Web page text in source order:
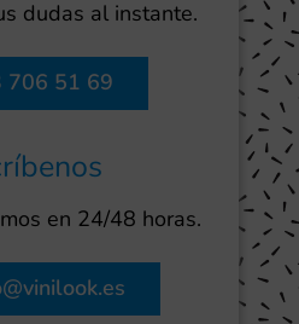
dudas al instante.
706 51 69
en 24/48 horas.